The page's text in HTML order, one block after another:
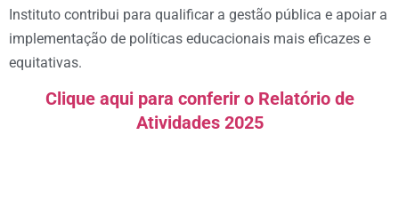
Instituto contribui para qualificar a gestão pública e apoiar a
implementação de políticas educacionais mais eficazes e
equitativas.
Clique aqui para conferir o Relatório de
Atividades 2025